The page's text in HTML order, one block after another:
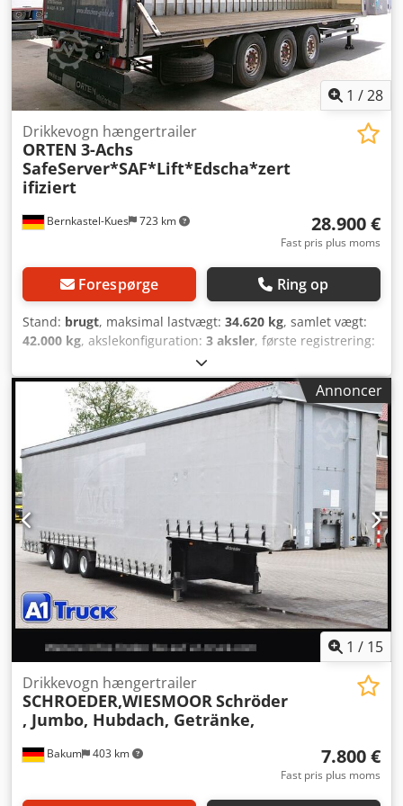
TIL §145 BGB. DEN TJENER KUN TIL AT INDFØRE EN
KONTRAKT. ALLE OPLYSNINGER ER UDEN GARANTI. INGEN
GARANTEREDE EGENSKABER. SALG FOREGÅR
UDELUKKENDE PÅ VORES ALMINDELIGE BETINGELSER.
1 /28
Bernkastel-Kues 723 km
Drikkevogn hængertrailer
ORTEN 3-Achs
SafeServer*SAF*Lift*Edscha*zert
ifiziert
28.900 €
Fast pris plus moms
Forespørge Ring op
Stand: brugt, maksimal lastvægt: 34.620 kg, samlet vægt:
42.000 kg, akslekonfiguration: 3 aksler, første registrering:
13.640 mm
2.480 mm, lastepladshøjde:2.650 mm, lastepladsvolumen:
, samlet bredde: 2.550 mm, total højde:4.000 mm,
Produktionsår:2019, Udstyr:ABS, * Montering af Orten
SafeServer * DEKRA-certificeret i henhold til VDI 2700 og
DIN EN 12642 Code XL * Certificering for drikkevarer *
Certificering for fadøl * Certificering for genbrugspapir
Credpfxszk Stzs Abkof * Certificering for kemikalier (IBC) *
4 rækker lastfastgørelse * Surringsøjer i den ydre ramme *
Lastrumsmål: 13.640 x 2.480 x 2.650 mm * Kögel-chassis *
Dobbelt svingdør bag * SAF-aksler * Løfteaksel * Fuld
luftaffjedring * Skivebremser
Annoncer
1 / 15
Bakum 403 km
Drikkevogn hængertrailer
SCHROEDER,WIESMOORSchröder
, Jumbo, Hubdach, Getränke,
7.800 €
Fast pris plus moms